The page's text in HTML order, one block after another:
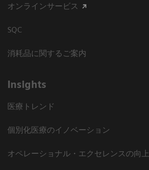
オンラインサービス
SQC
消耗品に関するご案内
Insights
医療トレンド
個別化医療のイノベーション
オペレーショナル・エクセレンスの向上